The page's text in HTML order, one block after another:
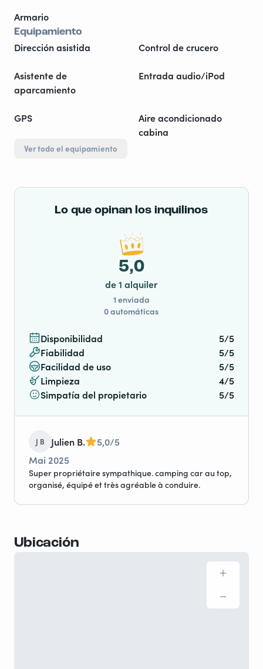
Armario
Equipamiento
Dirección asistida Control de crucero
Asistente de
aparcamiento
Entrada audio/iPod
GPS
Aire acondicionado
cabina
Ver todo el equipamiento
Lo que opinan los inquilinos
Disponibilidad
5/5
Fiabilidad
5/5
Facilidad de uso
5/5
Limpieza
4/5
Simpatía del propietario
5/5
5,0
de 1 alquiler
1 enviada
0 automáticas
J B Julien B.
5,0/5
Mai 2025
Super propriétaire sympathique. camping car au top,
organisé, équipé et très agréable à conduire.
Ubicación